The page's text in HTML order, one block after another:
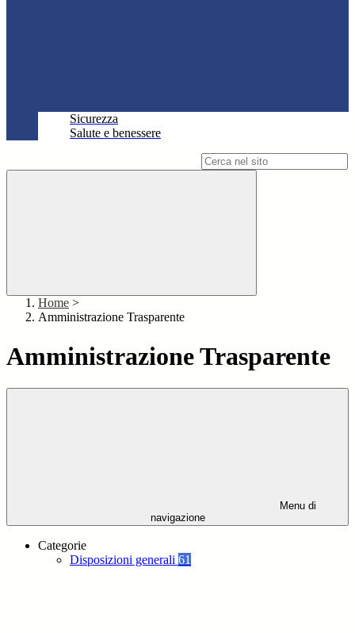
Sicurezza
Salute e benessere
Home >
Amministrazione Trasparente
Amministrazione Trasparente
Menu di
navigazione
Categorie
Disposizioni generali 61